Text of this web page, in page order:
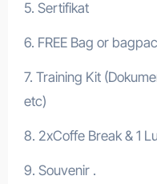
5. Sertifikat
6. FREE Bag or
7. Training Kit
etc)
8. 2xCoffe Break & 1
9. Souvenir .